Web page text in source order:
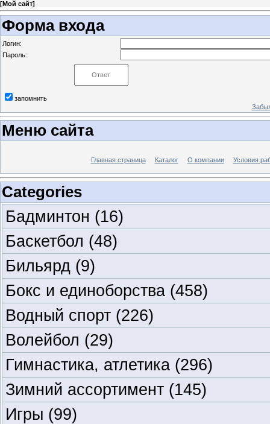
[Мой сайт]
Форма входа
Логин:
Пароль:
запомнить
Меню сайта
Главная страница Каталог О компании Условия
Categories
Бадминтон (16)
Баскетбол (48)
Бильярд (9)
Бокс и единоборства (458)
Водный спорт (226)
Волейбол (29)
Гимнастика, атлетика (296)
Зимний ассортимент (145)
Игры (99)